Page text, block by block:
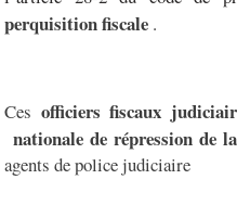
perquisition fiscale .
Ces officiers fiscaux
nationale de répression de
agents de police judiciaire